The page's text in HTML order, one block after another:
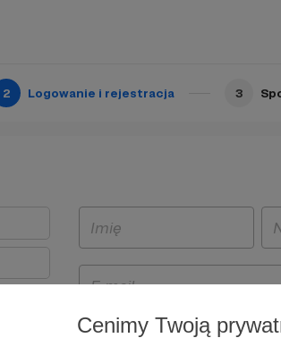
Cenimy Twoją
2 Logowanie i rejestracja 3